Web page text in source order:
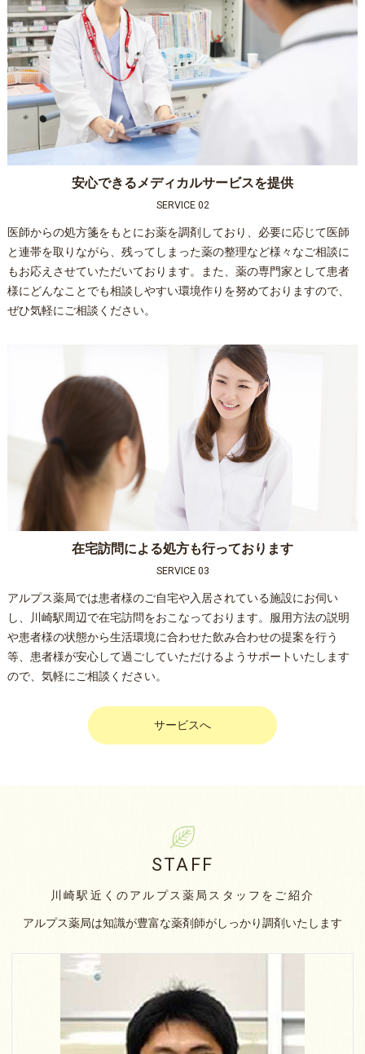
安心できるメディカルサービスを提供
SERVICE 02
医師からの処方箋をもとにお薬を調剤しており、必要に応じて医師
と連帯を取りながら、残ってしまった薬の整理など様々なご相談に
もお応えさせていただいております。また、薬の専門家として患者
様にどんなことでも相談しやすい環境作りを努めておりますので、
ぜひ気軽にご相談ください。
在宅訪問による処方も行っております
SERVICE 03
アルプス薬局では患者様のご自宅や入居されている施設にお伺い
し、川崎駅周辺で在宅訪問をおこなっております。服用方法の説明
や患者様の状態から生活環境に合わせた飲み合わせの提案を行う
等、患者様が安心して過ごしていただけるようサポートいたします
ので、気軽にご相談ください。
サービスへ
川崎駅近くのアルプス薬局スタッフをご紹介
STAFF
アルプス薬局は知識が豊富な薬剤師がしっかり調剤いたします